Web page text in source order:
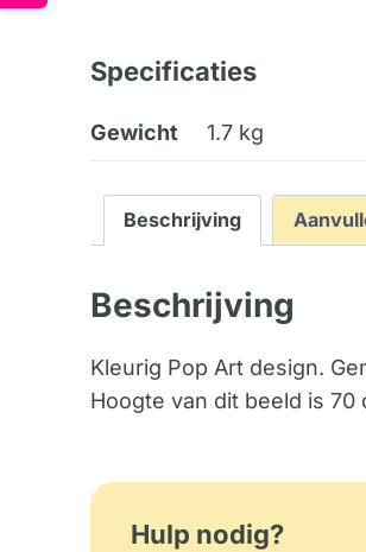
Specificaties
Gewicht 1.7 kg
Beschrijving
Beschrijving
Kleurig Pop Art design.
Hoogte van dit beeld is 70
Hulp nodig?